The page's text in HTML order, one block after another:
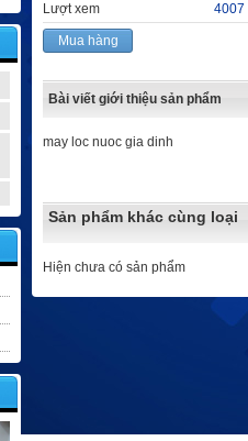
Lượt xem
4007
Mua hàng
Bài viết giới thiệu sản phẩm
may loc nuoc gia dinh
Sản phẩm khác cùng loại
Hiện chưa có sản phẩm